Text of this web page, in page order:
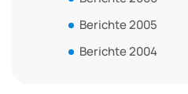
Berichte 2005
Berichte 2004